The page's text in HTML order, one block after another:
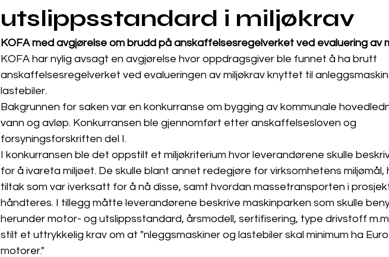
utslippsstandard i miljøkrav
KOFA med avgjørelse om brudd på anskaffelsesregelverket ved evaluering av
KOFA har nylig avsagt en avgjørelse hvor oppdragsgiver ble funnet å ha brutt
anskaffelsesregelverket ved evalueringen av miljøkrav knyttet til
lastebiler.
Bakgrunnen for saken var en konkurranse om bygging av kommunale
vann og avløp. Konkurransen ble gjennomført etter anskaffelsesloven og
forsyningsforskriften del I.
I konkurransen ble det oppstilt et miljøkriterium hvor leverandørene skulle
for å ivareta miljøet. De skulle blant annet redegjøre for virksomhetens miljømål,
tiltak som var iverksatt for å nå disse, samt hvordan massetransporten i
håndteres. I tillegg måtte leverandørene beskrive maskinparken som skulle
herunder motor- og utslippsstandard, årsmodell, sertifisering, type drivstoff
stilt et uttrykkelig krav om at "nleggsmaskiner og lastebiler skal minimum ha
motorer."